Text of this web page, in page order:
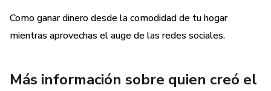
Como ganar dinero desde la comodidad de tu hogar
mientras aprovechas el auge de las redes sociales.
Más información sobre quien creó el